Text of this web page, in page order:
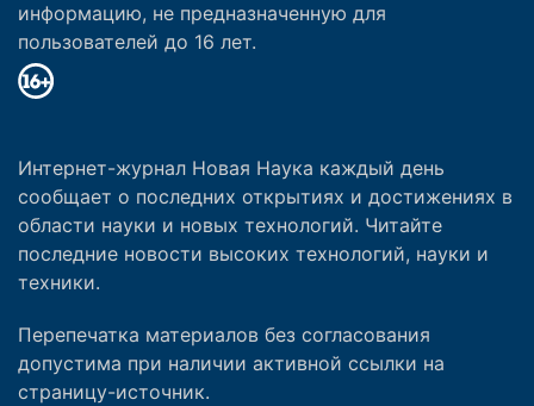
информацию, не предназначенную для
пользователей до 16 лет.
Интернет-журнал Новая Наука каждый день
сообщает о последних открытиях и достижениях в
области науки и новых технологий. Читайте
последние новости высоких технологий, науки и
техники.
Перепечатка материалов без согласования
допустима при наличии активной ссылки на
страницу-источник.